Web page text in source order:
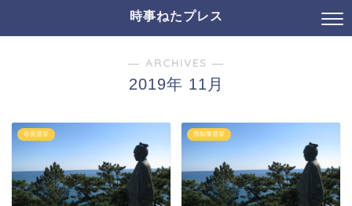
時事ねたプレス
― ARCHIVES ―
2019年 11月
市長選挙 県知事選挙